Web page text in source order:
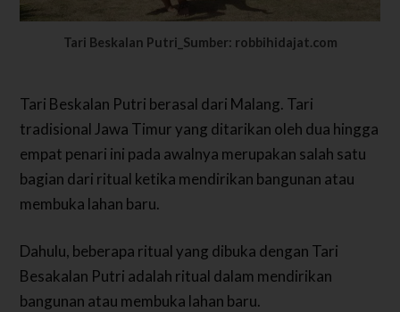
Tari Beskalan Putri_Sumber: robbihidajat.com
Tari Beskalan Putri berasal dari Malang. Tari
tradisional Jawa Timur yang ditarikan oleh dua hingga
empat penari ini pada awalnya merupakan salah satu
bagian dari ritual ketika mendirikan bangunan atau
membuka lahan baru.
Dahulu, beberapa ritual yang dibuka dengan Tari
Besakalan Putri adalah ritual dalam mendirikan
bangunan atau membuka lahan baru.